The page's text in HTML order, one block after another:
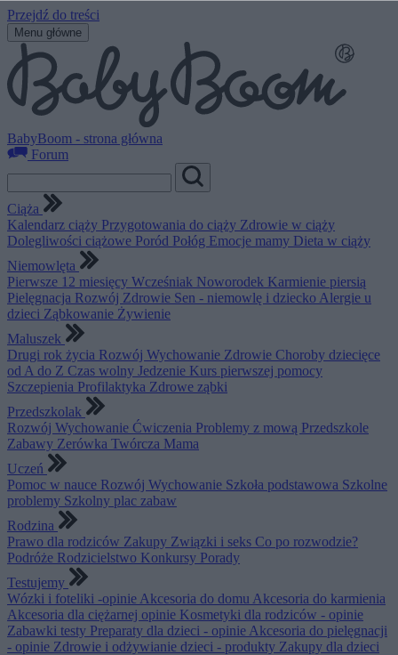
Przejdź do treści
Menu główne
BabyBoom - strona główna
Forum
Ciąża
Kalendarz ciąży Przygotowania do ciąży Zdrowie w ciąży
Dolegliwości ciążowe Poród Połóg Emocje mamy Dieta w ciąży
Niemowlęta
Pierwsze 12 miesięcy Wcześniak Noworodek Karmienie piersią
Pielęgnacja Rozwój Zdrowie Sen - niemowlę i dziecko Alergie u
dzieci Ząbkowanie Żywienie
Maluszek
Drugi rok życia Rozwój Wychowanie Zdrowie Choroby dziecięce
od A do Z Czas wolny Jedzenie Kurs pierwszej pomocy
Szczepienia Profilaktyka Zdrowe ząbki
Przedszkolak
Rozwój Wychowanie Ćwiczenia Problemy z mową Przedszkole
Zabawy Zerówka Twórcza Mama
Uczeń
Pomoc w nauce Rozwój Wychowanie Szkoła podstawowa Szkolne
problemy Szkolny plac zabaw
Rodzina
Prawo dla rodziców Zakupy Związki i seks Co po rozwodzie?
Podróże Rodzicielstwo Konkursy Porady
Testujemy
Wózki i foteliki -opinie Akcesoria do domu Akcesoria do karmienia
Akcesoria dla ciężarnej opinie Kosmetyki dla rodziców - opinie
Zabawki testy Preparaty dla dzieci - opinie Akcesoria do pielęgnacji
- opinie Zdrowie i odżywianie dzieci - produkty Zakupy dla dzieci